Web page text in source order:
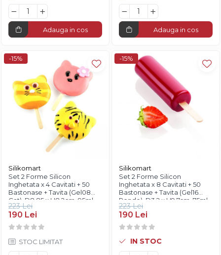
Adauga in cos Adauga in cos
-15%
Silikomart
Set 2 Forme Silicon
Inghetata x 4 Cavitati + 50
Bastonase + Tavita (Gel08
Cat), D8.85 x H8.2cm, 95ml,
Silikomart
223 Lei
190 Lei
STOC LIMITAT
-15%
Silikomart
Set 2 Forme Silicon
Inghetata x 8 Cavitati + 50
Bastonase + Tavita (Gel16
Rondo), D3.2 x H9.7cm, 75ml,
Silikomart
223 Lei
190 Lei
IN STOC